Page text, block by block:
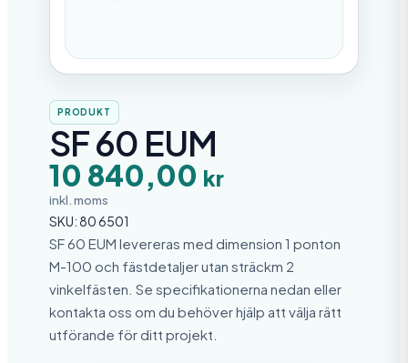
PRODUKT
SF 60 EUM
10 840,00 kr
inkl. moms
SKU:80 6501
SF 60 EUM levereras med dimension 1 ponton
M-100 och fästdetaljer utan sträckm 2
vinkelfästen. Se specifikationerna nedan eller
kontakta oss om du behöver hjälp att välja rätt
utförande för ditt projekt.